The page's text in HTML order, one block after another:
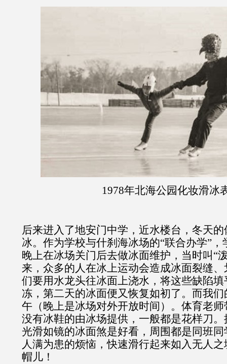
1978年北海公园化妆滑冰
后来进入了地安门中学，近水楼台，冬天
冰。作为学校与什刹海冰场的“联合办学”
晚上在冰场关门后去做冰面维护，当时叫“
来，众多的人在冰上运动会造成冰面裂缝
们要用水龙头往冰面上浇水，将这些缺陷
冻，第二天的冰面便又恢复如初了。而我
午（晚上是冰场对外开放时间）。体育老
没有冰鞋的由冰场提供，一般都是花样刀
光滑如镜的冰面煞是好看，周围都是同班
人满为患的烦恼，快速滑行起来如入无人
帽儿！